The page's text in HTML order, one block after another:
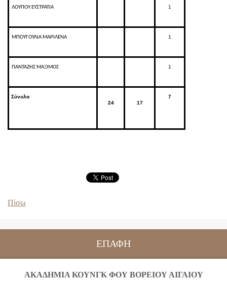
ΛΟΥΠΟΥ ΕΥΣΤΡΑΤΙΑ 1
ΜΠΟΥΓΟΥΛΙΑ ΜΑΡΙΛΕΝΑ 1
ΠΑΝΤΑΖΗΣ ΜΑΞΙΜΟΣ 1
Σύνολα
24
17
7
Πίσω
ΕΠΑΦΉ
ΑΚΑΔΗΜΙΑ ΚΟΥΝΓΚ ΦΟΥ ΒΟΡΕΙΟΥ ΑΙΓΑΙΟΥ